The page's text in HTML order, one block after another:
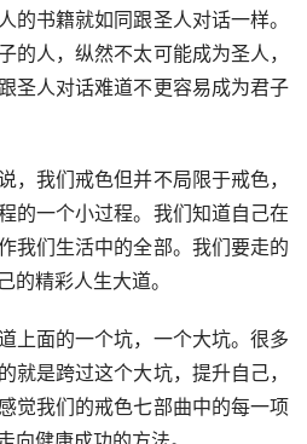
的书籍就如同跟圣人对话一样。
的人，纵然不太可能成为圣人，
圣人对话难道不更容易成为君子
，我们戒色但并不局限于戒色，
的一个小过程。我们知道自己在
我们生活中的全部。我们要走的
的精彩人生大道。
上面的一个坑，一个大坑。很多
就是跨过这个大坑，提升自己，
觉我们的戒色七部曲中的每一项